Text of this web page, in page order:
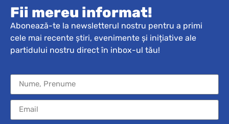
Fii mereu informat!
Abonează-te la newsletterul nostru pentru a primi
cele mai recente știri, evenimente și inițiative ale
partidului nostru direct în inbox-ul tău!